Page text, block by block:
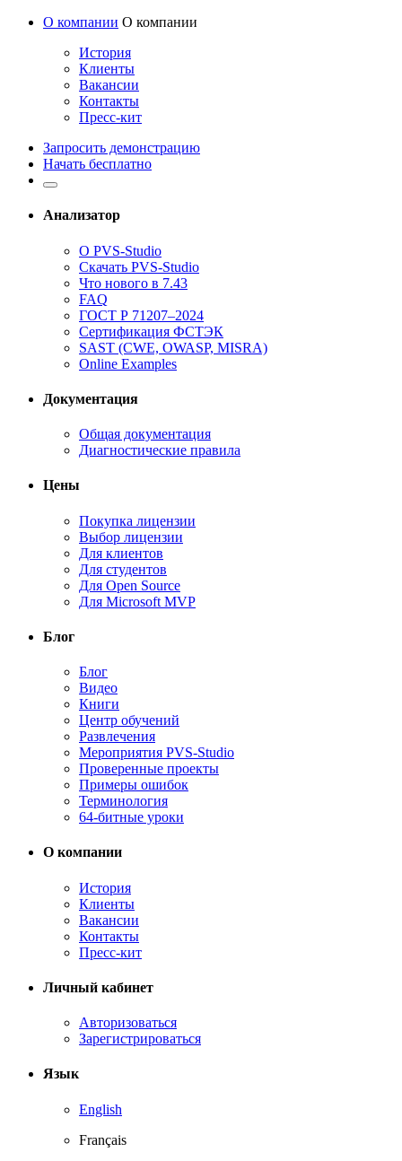
О компании О компании
История
Клиенты
Вакансии
Контакты
Пресс-кит
Запросить демонстрацию
Начать бесплатно
Анализатор
О PVS-Studio
Скачать PVS-Studio
Что нового в 7.43
FAQ
ГОСТ Р 71207–2024
Сертификация ФСТЭК
SAST (CWE, OWASP, MISRA)
Online Examples
Документация
Общая документация
Диагностические правила
Цены
Покупка лицензии
Выбор лицензии
Для клиентов
Для студентов
Для Open Source
Для Microsoft MVP
Блог
Блог
Видео
Книги
Центр обучений
Развлечения
Мероприятия PVS-Studio
Проверенные проекты
Примеры ошибок
Терминология
64-битные уроки
О компании
История
Клиенты
Вакансии
Контакты
Пресс-кит
Личный кабинет
Авторизоваться
Зарегистрироваться
Язык
English
Français